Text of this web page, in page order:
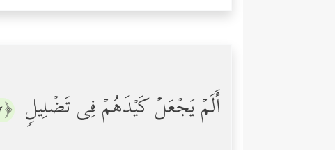
أَلَمۡ یَجۡعَلۡ كَیۡدَهُمۡ فِی تَضۡلِیلࣲ ﴿٢﴾